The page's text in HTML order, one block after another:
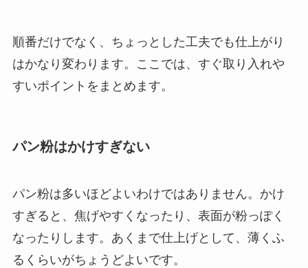
順番だけでなく、ちょっとした工夫でも仕上がり
はかなり変わります。ここでは、すぐ取り入れや
すいポイントをまとめます。
パン粉はかけすぎない
パン粉は多いほどよいわけではありません。かけ
すぎると、焦げやすくなったり、表面が粉っぽく
なったりします。あくまで仕上げとして、薄くふ
るくらいがちょうどよいです。